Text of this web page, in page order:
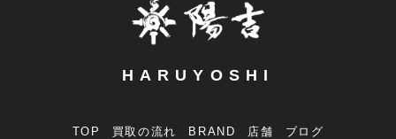
HARUYOSHI
TOP 買取の流れ BRAND 店舗 ブログ